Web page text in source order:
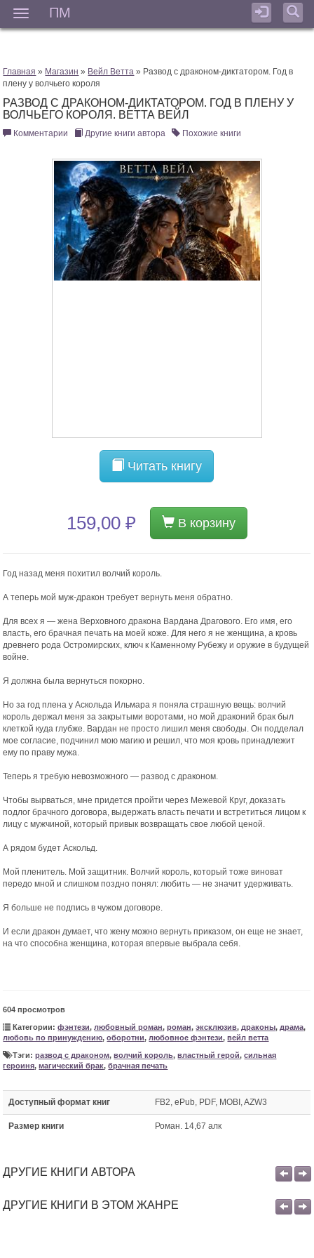
ПМ
Главная » Магазин » Вейл Ветта » Развод с драконом-диктатором. Год в
плену у волчьего короля
РАЗВОД С ДРАКОНОМ-ДИКТАТОРОМ. ГОД В ПЛЕНУ У
ВОЛЧЬЕГО КОРОЛЯ. ВЕТТА ВЕЙЛ
Комментарии Другие книги автора Похожие книги
Читать книгу
159,00 ₽ В корзину
Год назад меня похитил волчий король.
А теперь мой муж-дракон требует вернуть меня обратно.
Для всех я — жена Верховного дракона Вардана Драгового. Его имя, его
власть, его брачная печать на моей коже. Для него я не женщина, а кровь
древнего рода Остромирских, ключ к Каменному Рубежу и оружие в будущей
войне.
Я должна была вернуться покорно.
Но за год плена у Аскольда Ильмара я поняла страшную вещь: волчий
король держал меня за закрытыми воротами, но мой драконий брак был
клеткой куда глубже. Вардан не просто лишил меня свободы. Он подделал
мое согласие, подчинил мою магию и решил, что моя кровь принадлежит
ему по праву мужа.
Теперь я требую невозможного — развод с драконом.
Чтобы вырваться, мне придется пройти через Межевой Круг, доказать
подлог брачного договора, выдержать власть печати и встретиться лицом к
лицу с мужчиной, который привык возвращать свое любой ценой.
А рядом будет Аскольд.
Мой пленитель. Мой защитник. Волчий король, который тоже виноват
передо мной и слишком поздно понял: любить — не значит удерживать.
Я больше не подпись в чужом договоре.
И если дракон думает, что жену можно вернуть приказом, он еще не знает,
на что способна женщина, которая впервые выбрала себя.
604 просмотров
Категории:фэнтези, любовный роман,роман,эксклюзив, драконы, драма,
любовь по принуждению,оборотни, любовное фэнтези,вейл ветта
Тэги:развод с драконом,волчий король,властный герой,сильная
героиня,магический брак,брачная печать
Доступный формат книг FB2, ePub, PDF, MOBI, AZW3
Размер книги Роман. 14,67 алк
ДРУГИЕ КНИГИ АВТОРА
ДРУГИЕ КНИГИ В ЭТОМ ЖАНРЕ